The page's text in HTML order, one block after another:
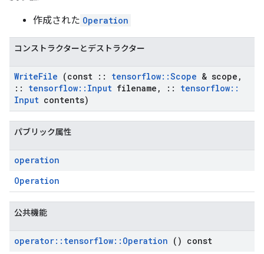
作成された Operation
コンストラクターとデストラクター
WriteFile (const :: tensorflow::Scope & scope ,
::
tensorflow:: Input filename , :: tensorflow::
Input contents)
パブリック属性
operation
Operation
公共機能
operator:: tensorflow:: Operation () const